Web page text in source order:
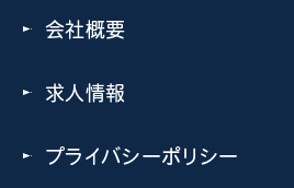
会社概要
求人情報
プライバシーポリシー